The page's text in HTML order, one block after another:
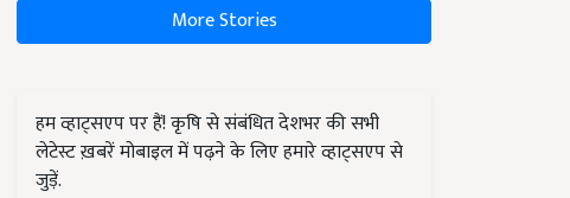
More Stories
हम व्हाट्सएप पर हैं! कृषि से संबंधित देशभर की सभी
लेटेस्ट ख़बरें मोबाइल में पढ़ने के लिए हमारे व्हाट्सएप से
जुड़ें.